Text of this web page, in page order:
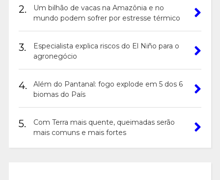
2.
Um bilhão de vacas na Amazônia e no
mundo podem sofrer por estresse térmico
3.
Especialista explica riscos do El Niño para o
agronegócio
4.
Além do Pantanal: fogo explode em 5 dos 6
biomas do País
5.
Com Terra mais quente, queimadas serão
mais comuns e mais fortes